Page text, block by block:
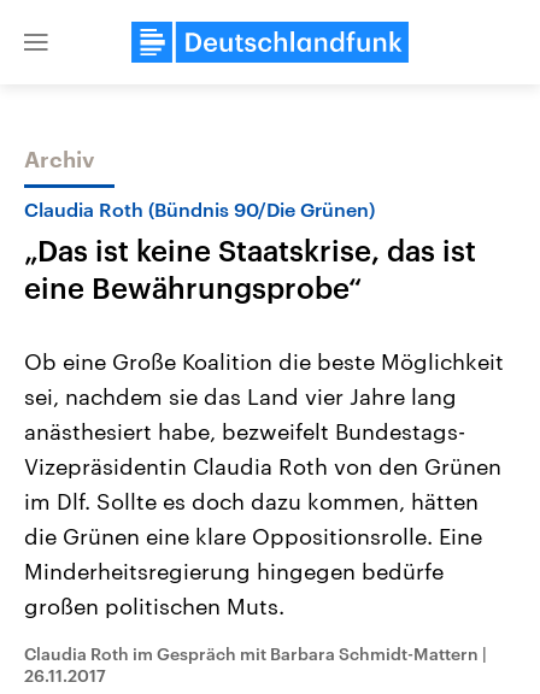
Close
Themen
Landtagswahl Sachsen-Anhalt
2026
Alle Informationen
Sachsen-Anhalt wählt am 6.
September 2026 einen neuen
Landtag. Seit 2021 wird das
Bundesland von einer Koalition aus
Umfragen, Prognosen,
Wahlprogramme, aktuelle Berichte
und Hintergründe zu den Parteien
Wahl.
USA
Aktuelle Beiträge,
Hintergründe
Wirtschaftlich und
gehören die Vereinigten
den mächtigsten Ländern
mit großem Einfluss auf
Sendungen Programm
Audio-Archiv
Archiv
Claudia Roth (Bündnis 90/Die Grünen)
„Das ist keine Staatskrise, das ist
eine Bewährungsprobe“
Ob eine Große Koalition die beste Möglichkeit
sei, nachdem sie das Land vier Jahre lang
anästhesiert habe, bezweifelt Bundestags-
Vizepräsidentin Claudia Roth von den Grünen
im Dlf. Sollte es doch dazu kommen, hätten
die Grünen eine klare Oppositionsrolle. Eine
Minderheitsregierung hingegen bedürfe
großen politischen Muts.
Claudia Roth im Gespräch mit Barbara Schmidt-Mattern |
26.11.2017